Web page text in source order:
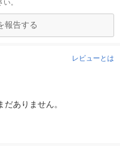
。
報告する
レビューとは
ありません。